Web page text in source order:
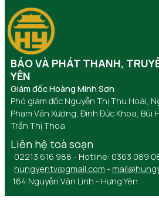
BÁO VÀ PHÁT THANH,
YÊN
Giám đốc Hoàng Minh Sơn
Phó giám đốc Nguyễn Thị Thu Hoài,
Phạm Văn Xướng, Đinh Đức Khoa, Bùi
Trần Thị Thoa
Liên hệ toà soạn
02213 616 988 - Hotline: 0363 089
hungyentv@gmail.com -
164 Nguyễn Văn Linh - Hưng Yên